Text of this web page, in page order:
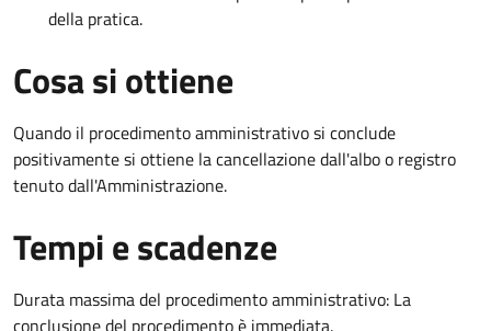
della pratica.
Cosa si ottiene
Quando il procedimento amministrativo si conclude
positivamente si ottiene la cancellazione dall'albo o registro
tenuto dall'Amministrazione.
Tempi e scadenze
Durata massima del procedimento amministrativo: La
conclusione del procedimento è immediata.